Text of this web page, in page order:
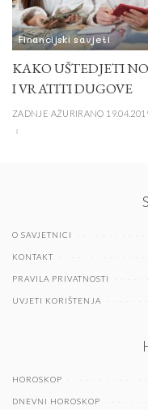
Financijski savjeti
KAKO UŠTEDJETI
I VRATITI DUGOVE
ZADNJE AŽURIRANO
O SAVJETNICI
KONTAKT
PRAVILA PRIVATNOSTI
UVJETI KORIŠTENJA
HOROSKOP
DNEVNI HOROSKOP